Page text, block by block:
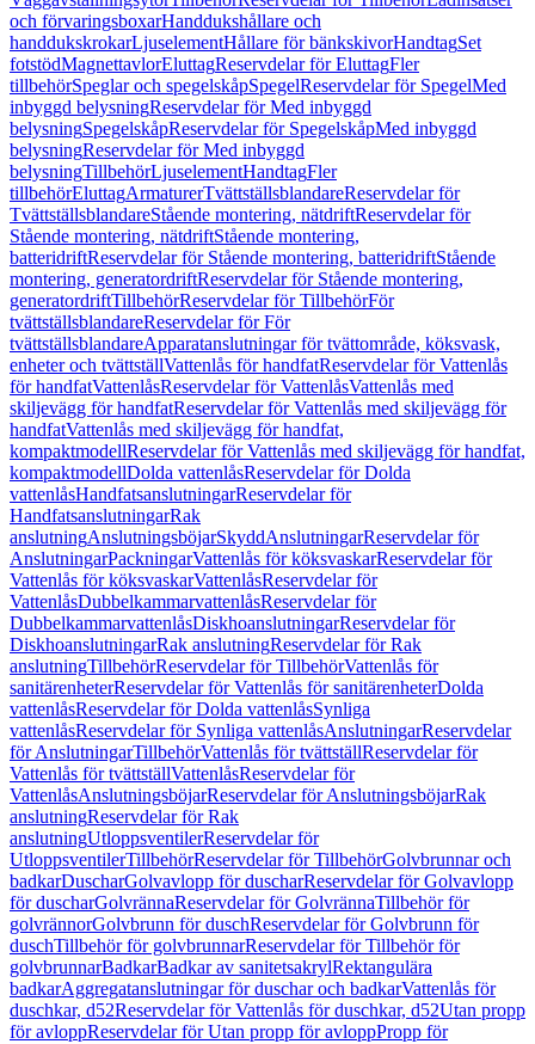
och förvaringsboxarHanddukshållare och
handdukskrokarLjuselementHållare för bänkskivorHandtagSet
fotstödMagnettavlorEluttagReservdelar för EluttagFler
tillbehörSpeglar och spegelskåpSpegelReservdelar för SpegelMed
inbyggd belysningReservdelar för Med inbyggd
belysningSpegelskåpReservdelar för SpegelskåpMed inbyggd
belysningReservdelar för Med inbyggd
belysningTillbehörLjuselementHandtagFler
tillbehörEluttagArmaturerTvättställsblandareReservdelar för
TvättställsblandareStående montering, nätdriftReservdelar för
Stående montering, nätdriftStående montering,
batteridriftReservdelar för Stående montering, batteridriftStående
montering, generatordriftReservdelar för Stående montering,
generatordriftTillbehörReservdelar för TillbehörFör
tvättställsblandareReservdelar för För
tvättställsblandareApparatanslutningar för tvättområde, köksvask,
enheter och tvättställVattenlås för handfatReservdelar för Vattenlås
för handfatVattenlåsReservdelar för VattenlåsVattenlås med
skiljevägg för handfatReservdelar för Vattenlås med skiljevägg för
handfatVattenlås med skiljevägg för handfat,
kompaktmodellReservdelar för Vattenlås med skiljevägg för handfat,
kompaktmodellDolda vattenlåsReservdelar för Dolda
vattenlåsHandfatsanslutningarReservdelar för
HandfatsanslutningarRak
anslutningAnslutningsböjarSkyddAnslutningarReservdelar för
AnslutningarPackningarVattenlås för köksvaskarReservdelar för
Vattenlås för köksvaskarVattenlåsReservdelar för
VattenlåsDubbelkammarvattenlåsReservdelar för
DubbelkammarvattenlåsDiskhoanslutningarReservdelar för
DiskhoanslutningarRak anslutningReservdelar för Rak
anslutningTillbehörReservdelar för TillbehörVattenlås för
sanitärenheterReservdelar för Vattenlås för sanitärenheterDolda
vattenlåsReservdelar för Dolda vattenlåsSynliga
vattenlåsReservdelar för Synliga vattenlåsAnslutningarReservdelar
för AnslutningarTillbehörVattenlås för tvättställReservdelar för
Vattenlås för tvättställVattenlåsReservdelar för
VattenlåsAnslutningsböjarReservdelar för AnslutningsböjarRak
anslutningReservdelar för Rak
anslutningUtloppsventilerReservdelar för
UtloppsventilerTillbehörReservdelar för TillbehörGolvbrunnar och
badkarDuscharGolvavlopp för duscharReservdelar för Golvavlopp
för duscharGolvrännaReservdelar för GolvrännaTillbehör för
golvrännorGolvbrunn för duschReservdelar för Golvbrunn för
duschTillbehör för golvbrunnarReservdelar för Tillbehör för
golvbrunnarBadkarBadkar av sanitetsakrylRektangulära
badkarAggregatanslutningar för duschar och badkarVattenlås för
duschkar, d52Reservdelar för Vattenlås för duschkar, d52Utan propp
för avloppReservdelar för Utan propp för avloppPropp för